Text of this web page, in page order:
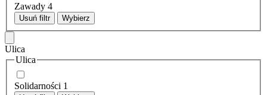
Zawady 4
Usuń filtr Wybierz
Ulica
Ulica
Solidarności 1